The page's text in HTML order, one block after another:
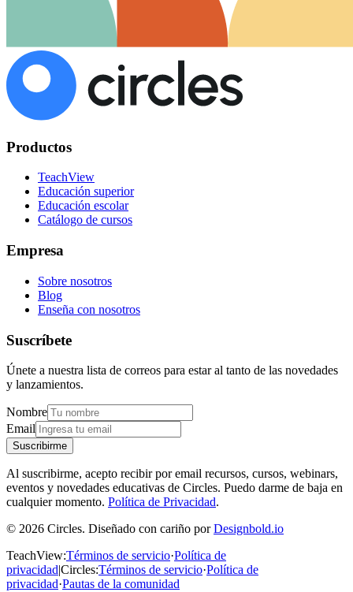
Productos
TeachView
Educación superior
Educación escolar
Catálogo de cursos
Empresa
Sobre nosotros
Blog
Enseña con nosotros
Suscríbete
Únete a nuestra lista de correos para estar al tanto de las novedades
y lanzamientos.
Nombre
Email
Suscribirme
Al suscribirme, acepto recibir por email recursos, cursos, webinars,
eventos y novedades educativas de Circles. Puedo darme de baja en
cualquier momento. Política de Privacidad.
© 2026 Circles. Diseñado con cariño por Designbold.io
TeachView:Términos de servicio·Política de
privacidad|Circles:Términos de servicio·Política de
privacidad·Pautas de la comunidad